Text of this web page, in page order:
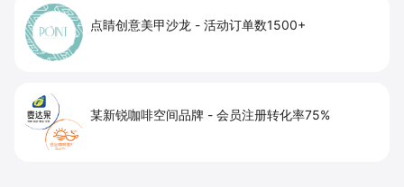
点睛创意美甲沙龙 - 活动订单数1500+
某新锐咖啡空间品牌 - 会员注册转化率75%